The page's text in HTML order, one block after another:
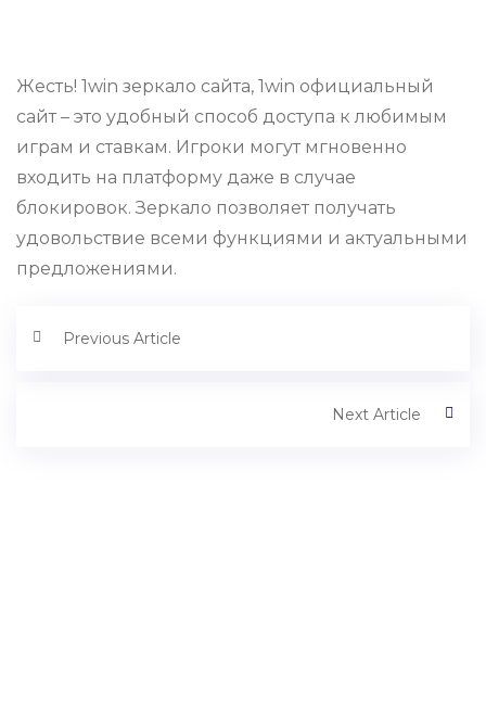
Жесть! 1win зеркало сайта, 1win официальный
сайт – это удобный способ доступа к любимым
играм и ставкам. Игроки могут мгновенно
входить на платформу даже в случае
блокировок. Зеркало позволяет получать
удовольствие всеми функциями и актуальными
предложениями.
Previous Article
Next Article